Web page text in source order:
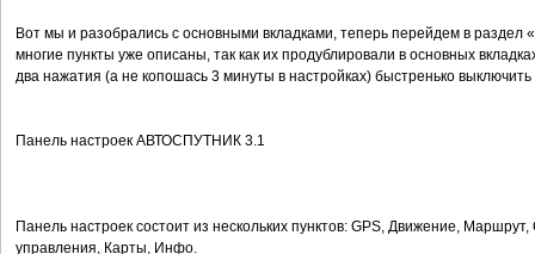
Вот мы и разобрались с основными вкладками, теперь перейдем в раздел
многие пункты уже описаны, так как их продублировали в основных
два нажатия (а не копошась 3 минуты в настройках) быстренько выключить
Панель настроек АВТОСПУТНИК 3.1
Панель настроек состоит из нескольких пунктов: GPS, Движение,
управления, Карты, Инфо.